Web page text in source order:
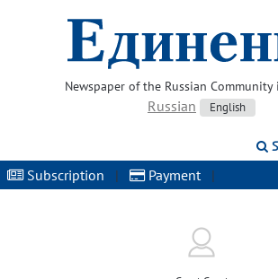
Newspaper of the Russian
Russian English
Subscription | Payment |